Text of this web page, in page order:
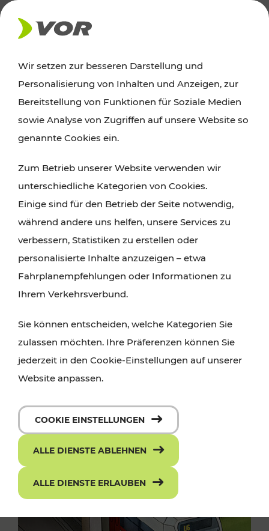
AKTUELLES
News
Alle wichtigen Meldungen zu Fahrplanänderungen,
finden Sie hier im Überblick.
Wir setzen zur besseren Darstellung und
Personalisierung von Inhalten und Anzeigen, zur
Bereitstellung von Funktionen für Soziale Medien
sowie Analyse von Zugriffen auf unsere Website so
genannte Cookies ein.
Zum Betrieb unserer Website verwenden wir
unterschiedliche Kategorien von Cookies.
Einige sind für den Betrieb der Seite notwendig,
während andere uns helfen, unsere Services zu
verbessern, Statistiken zu erstellen oder
personalisierte Inhalte anzuzeigen – etwa
Fahrplanempfehlungen oder Informationen zu
Ihrem Verkehrsverbund.
Sie können entscheiden, welche Kategorien Sie
zulassen möchten. Ihre Präferenzen können Sie
jederzeit in den Cookie-Einstellungen auf unserer
Website anpassen.
COOKIE EINSTELLUNGEN
ALLE DIENSTE ABLEHNEN
ALLE DIENSTE ERLAUBEN